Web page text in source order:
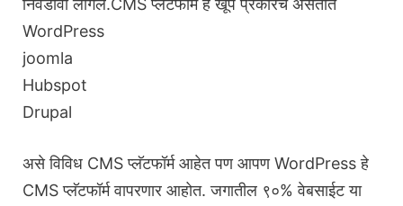
निवडावा लागेल.CMS प्लॅटफॉर्म हे खूप प्रकारचे असतात
WordPress
joomla
Hubspot
Drupal
असे विविध CMS प्लॅटफॉर्म आहेत पण आपण WordPress हे
CMS प्लॅटफॉर्म वापरणार आहोत. जगातील ९०% वेबसाईट या